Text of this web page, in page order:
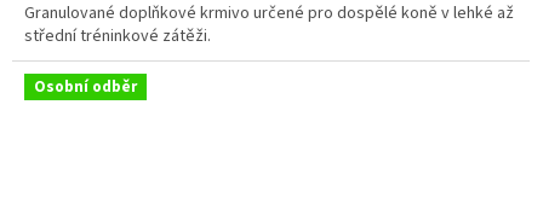
z
5
hvězdiček.
Granulované doplňkové krmivo určené pro dospělé koně v lehké až
střední tréninkové zátěži.
Osobní odběr